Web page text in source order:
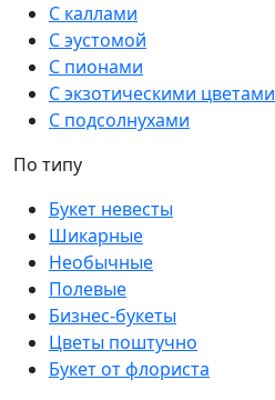
С каллами
С эустомой
С пионами
С экзотическими цветами
С подсолнухами
По типу
Букет невесты
Шикарные
Необычные
Полевые
Бизнес-букеты
Цветы поштучно
Букет от флориста